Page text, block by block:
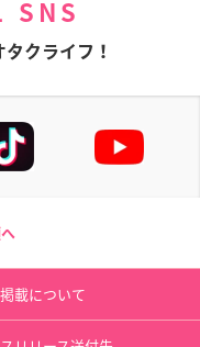
SNS
クライフ！
載について